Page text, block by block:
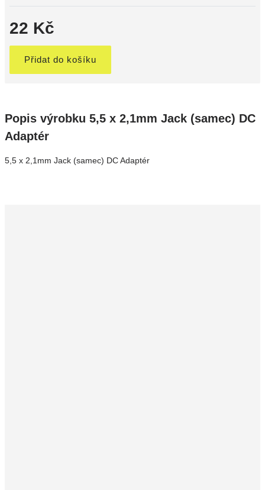
22 Kč
Přidat do košíku
Popis výrobku 5,5 x 2,1mm Jack (samec) DC
Adaptér
5,5 x 2,1mm Jack (samec) DC Adaptér